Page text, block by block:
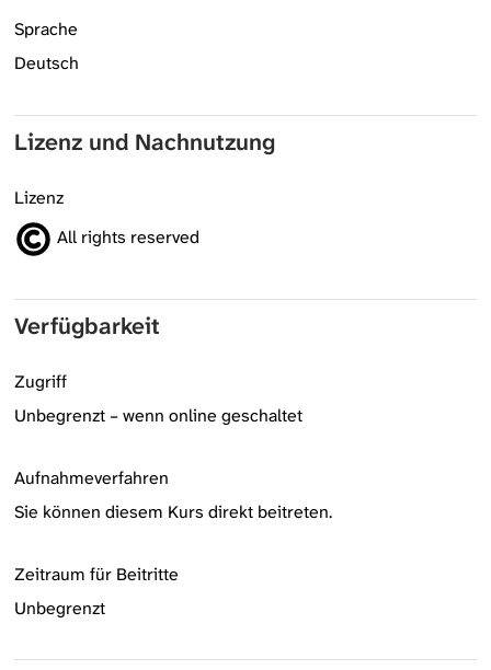
Sprache
Deutsch
Lizenz und Nachnutzung
Lizenz
All rights reserved
Verfügbarkeit
Zugriff
Unbegrenzt – wenn online geschaltet
Aufnahmeverfahren
Sie können diesem Kurs direkt beitreten.
Zeitraum für Beitritte
Unbegrenzt